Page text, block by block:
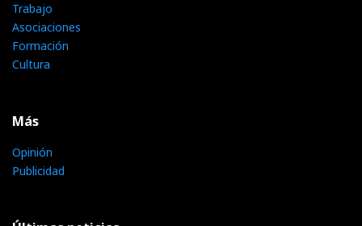
Trabajo
Asociaciones
Formación
Cultura
Más
Opinión
Publicidad